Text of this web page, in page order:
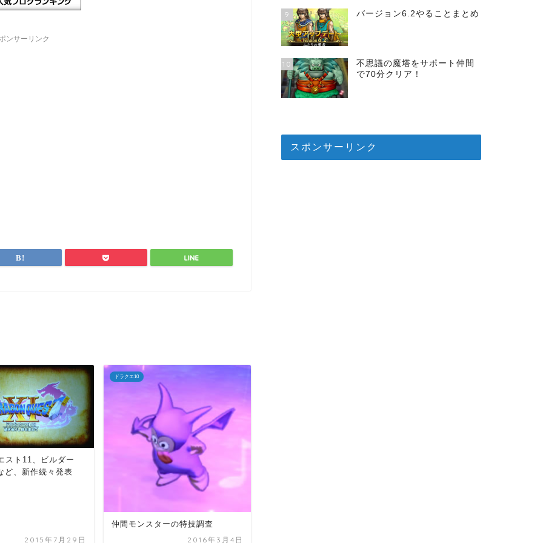
ンサーリンク
スト11、ビルダー
ど、新作続々発表
2015年7月29日
ドラクエ10
仲間モンスターの特技調査
2016年3月4日
9 バージョン6.2やることまとめ
10
不思議の魔塔をサポート仲間
で70分クリア！
スポンサーリンク